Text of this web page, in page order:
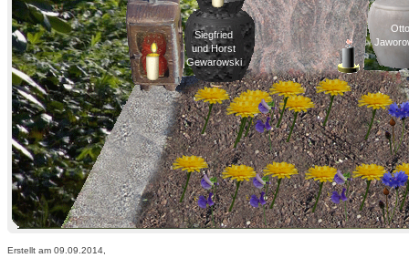
Otto
Siegfried
und Horst
Gewarowski
Erstellt am 09.09.2014,